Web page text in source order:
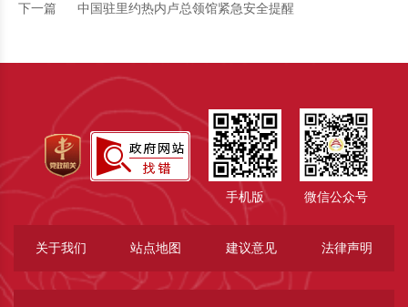
下一篇 中国驻里约热内卢总领馆紧急安全提醒
手机版 微信公众号
关于我们 站点地图 建议意见 法律声明